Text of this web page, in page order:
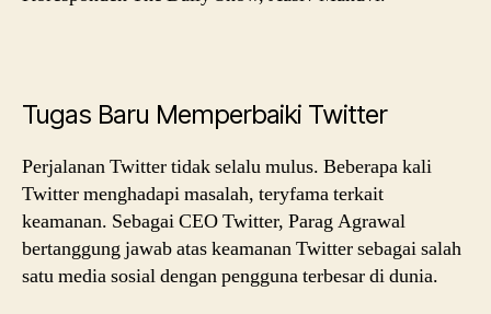
Tugas Baru Memperbaiki Twitter
Perjalanan Twitter tidak selalu mulus. Beberapa kali
Twitter menghadapi masalah, teryfama terkait
keamanan. Sebagai CEO Twitter, Parag Agrawal
bertanggung jawab atas keamanan Twitter sebagai salah
satu media sosial dengan pengguna terbesar di dunia.